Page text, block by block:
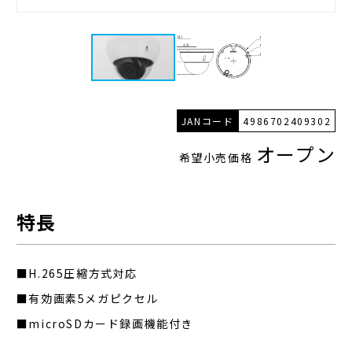
JANコード 4986702409302
希望小売価格 オープン
特長
■H.265圧縮方式対応
■有効画素5メガピクセル
■microSDカード録画機能付き